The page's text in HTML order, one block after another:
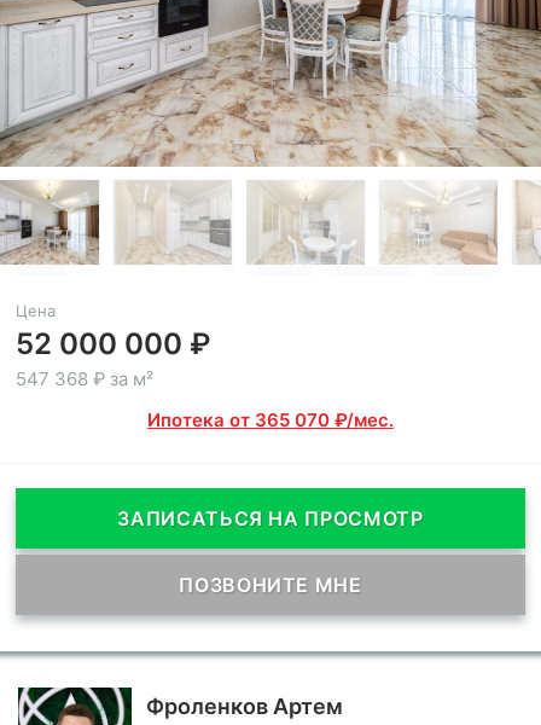
Цена
52 000 000 ₽
547 368 ₽ за м²
Ипотека от 365 070 ₽/мес.
ЗАПИСАТЬСЯ НА ПРОСМОТР
ПОЗВОНИТЕ МНЕ
Фроленков Артем